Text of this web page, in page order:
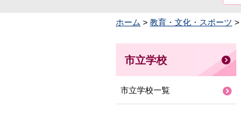
ホーム > 教育・文化・スポーツ >
市立学校
市立学校一覧